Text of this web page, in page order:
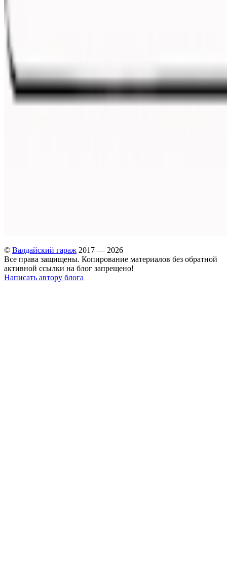
© Валдайский гараж 2017 — 2026
Все права защищены. Копирование материалов без обратной
активной ссылки на блог запрещено!
Написать автору блога